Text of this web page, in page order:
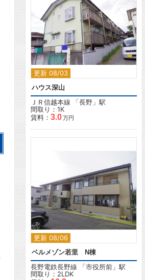
更新 08/03
ハウス深山
ＪＲ信越本線 「長野 」駅
間取り：1K
賃料： 3.0万円
更新 08/06
ベルメゾン若里 N棟
長野電鉄長野線 「市役所前 」駅
間取り：2LDK